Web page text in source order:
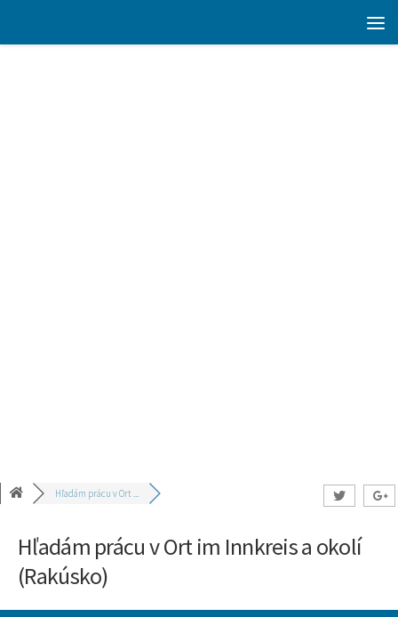
Hľadám prácu v Ort ...
Hľadám prácu v Ort im Innkreis a okolí
(Rakúsko)